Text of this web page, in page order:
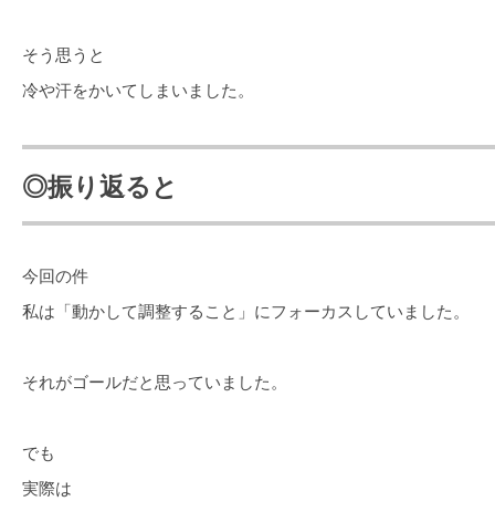
そう思うと
冷や汗をかいてしまいました。
◎振り返ると
今回の件
私は「動かして調整すること」にフォーカスしていました。
それがゴールだと思っていました。
でも
実際は